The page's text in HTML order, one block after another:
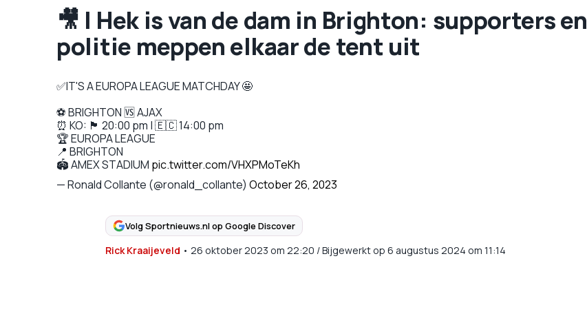
🎥 | Hek is van de dam in Brighton: supporters en
politie meppen elkaar de tent uit
✅️IT'S A EUROPA LEAGUE MATCHDAY 🤩
⚽️ BRIGHTON 🆚️ AJAX
⏰ KO: 🏴󠁧󠁢󠁥󠁮󠁧󠁿 20:00 pm | 🇪🇨 14:00 pm
🏆 EUROPA LEAGUE
📍 BRIGHTON
🏟 AMEX STADIUM pic.twitter.com/VHXPMoTeKh
— Ronald Collante (@ronald_collante) October 26, 2023
Volg Sportnieuws.nl op Google Discover
Rick Kraaijeveld • 26 oktober 2023 om 22:20 /Bijgewerkt op 6 augustus 2024 om 11:14